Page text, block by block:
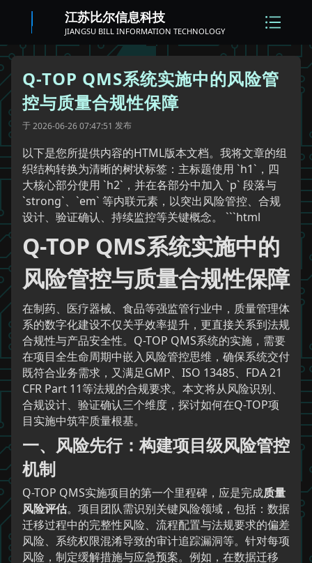
江苏比尔信息科技
JIANGSU BILL INFORMATION TECHNOLOGY
Q-TOP QMS系统实施中的风险管
控与质量合规性保障
于2026-06-26 07:47:51 发布
以下是您所提供内容的HTML版本文档。我将文章的组
织结构转换为清晰的树状标签：主标题使用 `h1`，四
大核心部分使用 `h2`，并在各部分中加入 `p` 段落与
`strong`、`em` 等内联元素，以突出风险管控、合规
设计、验证确认、持续监控等关键概念。 ```html
Q-TOP QMS系统实施中的
风险管控与质量合规性保障
在制药、医疗器械、食品等强监管行业中，质量管理体
系的数字化建设不仅关乎效率提升，更直接关系到法规
合规性与产品安全性。Q-TOP QMS系统的实施，需要
在项目全生命周期中嵌入风险管控思维，确保系统交付
既符合业务需求，又满足GMP、ISO 13485、FDA 21
CFR Part 11等法规的合规要求。本文将从风险识别、
合规设计、验证确认三个维度，探讨如何在Q-TOP项
目实施中筑牢质量根基。
一、风险先行：构建项目级风险管控
机制
Q-TOP QMS实施项目的第一个里程碑，应是完成质量
风险评估。项目团队需识别关键风险领域，包括：数据
迁移过程中的完整性风险、流程配置与法规要求的偏差
风险、系统权限混淆导致的审计追踪漏洞等。针对每项
风险，制定缓解措施与应急预案。例如，在数据迁移